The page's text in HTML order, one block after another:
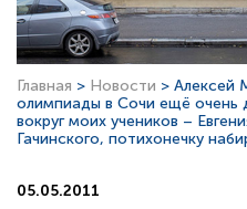
Главная > Новости > Алексей
олимпиады в Сочи ещё очень
вокруг моих учеников –
Гачинского, потихонечку
05.05.2011